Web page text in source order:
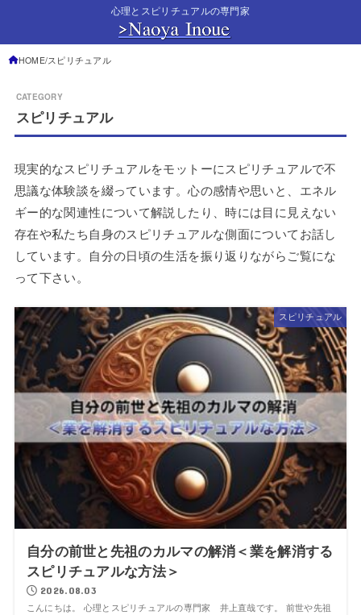
心理とスピリチュアルの専門家
HOME スピリチュアル
スピリチュアル
現実的なスピリチュアルをモットーにスピリチュアルで不
思議な体験談を綴っています。心の感情や思いと、エネル
ギー的な関連性について解説したり、時には目に見えない
存在や私たち自身のスピリチュアルな側面についてお話し
しています。自分の日頃の生活を振り返りながらご覧にな
って下さい。
スピリチュアル
自分の前世と先祖のカルマの解消＜業を解消する
スピリチュアルな方法＞
2026.08.03
こんにちは。 心理とスピリチュアルの専門家 井上直哉です。 前世や先祖